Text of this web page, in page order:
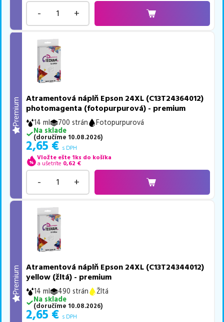
- +
Premium
Atramentová náplň Epson 24XL (C13T24364012)
photomagenta (fotopurpurová) - premium
14 ml 700 strán
Fotopurpurová
Na sklade
(doručíme 10.08.2026)
2,65 € s DPH
Vložte ešte 1ks do košíka
a ušetríte 0,62 €
- +
Premium
Atramentová náplň Epson 24XL (C13T24344012)
yellow (žltá) - premium
14 ml 490 strán
Žltá
Na sklade
(doručíme 10.08.2026)
2,65 € s DPH